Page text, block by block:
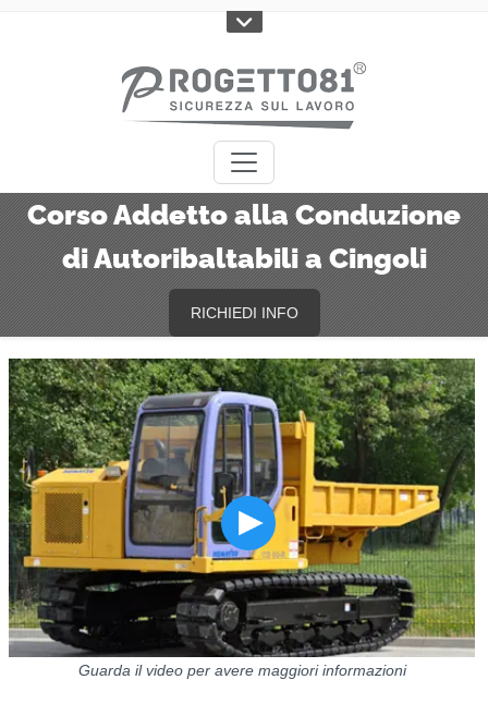
Corso Addetto alla Conduzione
di Autoribaltabili a Cingoli
Guarda il video per avere maggiori informazioni